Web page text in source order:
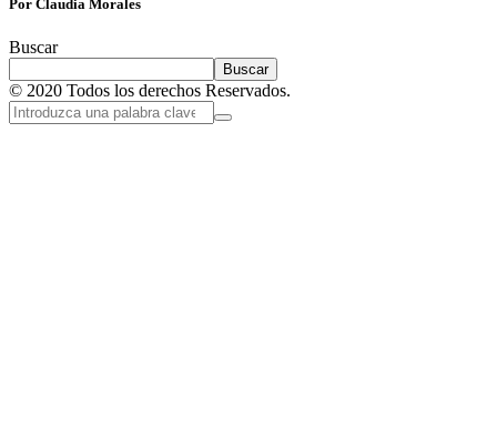
Por Claudia Morales
Buscar
Buscar
© 2020 Todos los derechos Reservados.